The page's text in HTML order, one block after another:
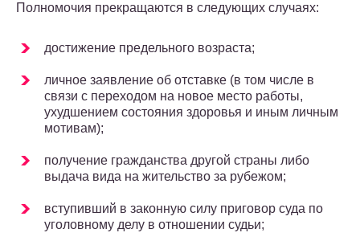
Полномочия прекращаются в следующих случаях:
достижение предельного возраста;
личное заявление об отставке (в том числе в
связи с переходом на новое место работы,
ухудшением состояния здоровья и иным личным
мотивам);
получение гражданства другой страны либо
выдача вида на жительство за рубежом;
вступивший в законную силу приговор суда по
уголовному делу в отношении судьи;